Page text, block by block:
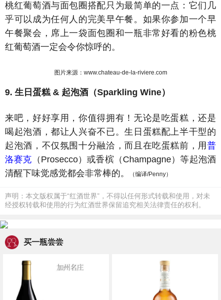
桃红葡萄酒与面包圈搭配只为最简单的一点：它们几
乎可以成为任何人的完美早午餐。如果你参加一个早
午餐聚会，席上一袋面包圈和一瓶非常好看的粉色桃
红葡萄酒一定会令你惊呼的。
图片来源：www.chateau-de-la-riviere.com
9. 生日蛋糕 & 起泡酒（Sparkling Wine）
来吧，好好享用，你值得拥有！无论是吃蛋糕，还是
喝起泡酒，都让人兴奋不已。生日蛋糕配上半干型的
起泡酒，不仅氛围十分融洽，而且在吃蛋糕前，用 普
洛赛克 （Prosecco）或香槟（Champagne）等起泡酒
清醒下味觉感觉都会非常棒的。
（编译/Penny）
声明：本文版权属于“红酒世界”，不得以任何形式转载和使用，对未
经授权转载和使用的行为红酒世界保留追究相关法律责任的权利。
买一瓶尝尝